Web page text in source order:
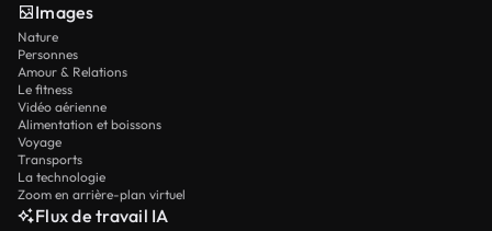
Images
Nature
Personnes
Amour & Relations
Le fitness
Vidéo aérienne
Alimentation et boissons
Voyage
Transports
La technologie
Zoom en arrière-plan virtuel
Flux de travail IA